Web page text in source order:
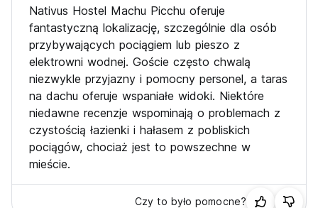
Nativus Hostel Machu Picchu oferuje
fantastyczną lokalizację, szczególnie dla osób
przybywających pociągiem lub pieszo z
elektrowni wodnej. Goście często chwalą
niezwykle przyjazny i pomocny personel, a taras
na dachu oferuje wspaniałe widoki. Niektóre
niedawne recenzje wspominają o problemach z
czystością łazienki i hałasem z pobliskich
pociągów, chociaż jest to powszechne w
mieście.
Czy to było pomocne?